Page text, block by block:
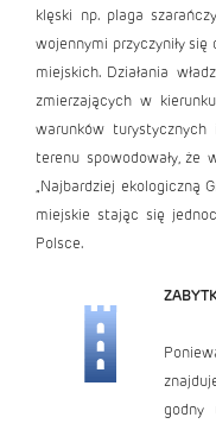
klęski np. plaga
wojennymi przyczyniły
miejskich. Działania
zmierzających w
warunków
terenu spowodowały, że
„Najbardziej ekologiczną
miejskie stając się
Polsce.